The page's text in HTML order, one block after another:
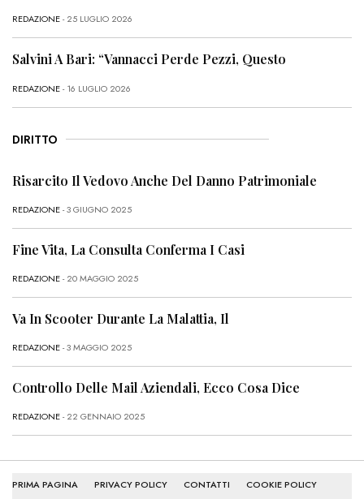
REDAZIONE- 25 LUGLIO 2026
Salvini A Bari: “Vannacci Perde Pezzi, Questo
REDAZIONE- 16 LUGLIO 2026
DIRITTO
Risarcito Il Vedovo Anche Del Danno Patrimoniale
REDAZIONE- 3 GIUGNO 2025
Fine Vita, La Consulta Conferma I Casi
REDAZIONE- 20 MAGGIO 2025
Va In Scooter Durante La Malattia, Il
REDAZIONE- 3 MAGGIO 2025
Controllo Delle Mail Aziendali, Ecco Cosa Dice
REDAZIONE- 22 GENNAIO 2025
PRIMA PAGINA PRIVACY POLICY CONTATTI COOKIE POLICY